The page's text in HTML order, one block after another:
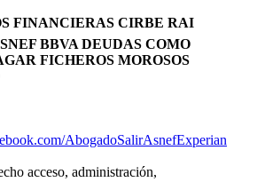
FINANCIERAS CIRBE RAI
BBVA DEUDAS COMO
FICHEROS MOROSOS
AbogadoSalirAsnefExperian
acceso, administración,